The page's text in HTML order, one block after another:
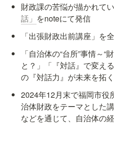
財政課の苦悩が描かれて
話」 をnoteにて発信
「出張財政出前講座」を
「自治体の“台所”事情～“
と？」「『対話』で変え
の『対話力』が未来を拓
2024年12月末で福岡市役
治体財政をテーマとした
などを通じて、自治体の